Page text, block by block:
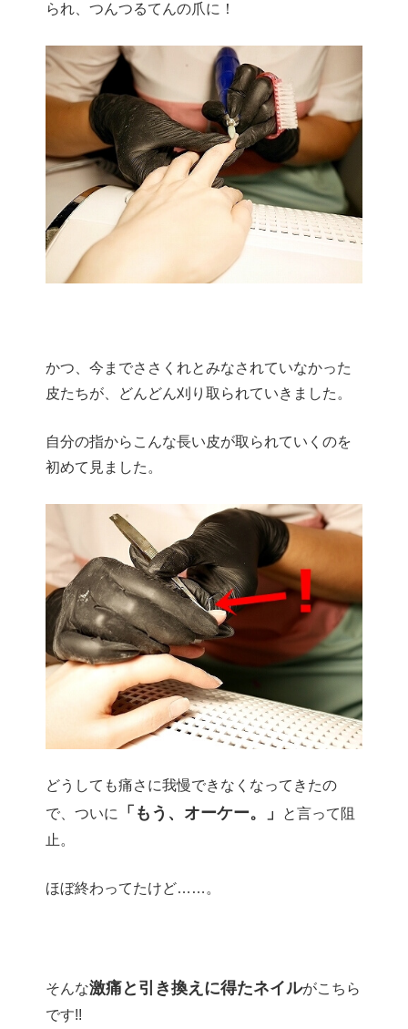
られ、つんつるてんの爪に！
かつ、今までささくれとみなされていなかった
皮たちが、どんどん刈り取られていきました。
自分の指からこんな長い皮が取られていくのを
初めて見ました。
どうしても痛さに我慢できなくなってきたの
で、ついに
「もう、オーケー。」
と言って阻
止。
ほぼ終わってたけど……。
そんな激痛と引き換えに得たネイルがこちら
です!!